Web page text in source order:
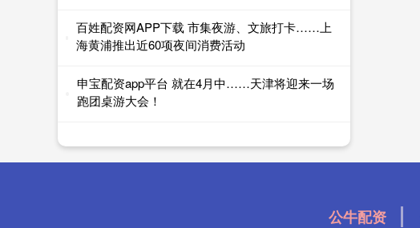
百姓配资网APP下载 市集夜游、文旅打卡……上
海黄浦推出近60项夜间消费活动
申宝配资app平台 就在4月中……天津将迎来一场
跑团桌游大会！
公牛配资